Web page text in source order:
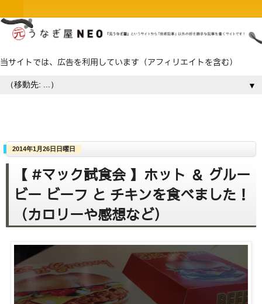
当サイトでは、広告を利用しています（アフィリエイトを含む）
▼
2014年1月26日日曜日
【 #マック試食会 】ホット ＆ グルー
ビー ビーフ と チキンを食べました！
（カロリーや感想など）